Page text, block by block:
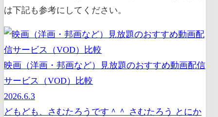
は下記も参考にしてください。
映画（洋画・邦画など）見放題のおすすめ動画配信
サービス（VOD）比較
2026.6.3
どもども、さむたろうです＾＾ さむたろう とにか